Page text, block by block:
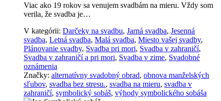
Viac ako 19 rokov sa venujem svadbám na mieru. Vždy som
verila, že svadba je…
V kategórii: Darčeky na svadbu, Jarná svadba, Jesenná
svadba, Letná svadba, Malá svadba, Miesto vašej svadby,
Plánovanie svadby, Svadba pri mori, Svadba v zahraničí,
Svadba v zahraničí a pri mori, Svadba v zime, Svadobné
oznámenia
Značky: alternatívny svadobný obrad, obnova manželských
sľubov, svadba bez stresu., svadba na mieru, svadba v
zahraničí, symbolický sobáš, výhody symbolického sobáša